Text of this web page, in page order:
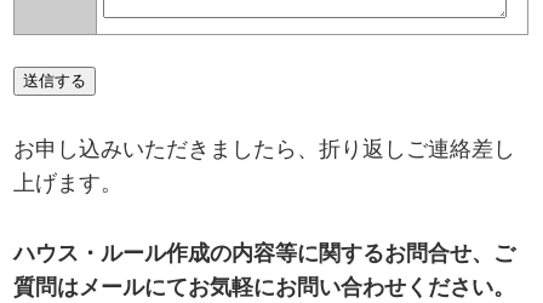
お申し込みいただきましたら、折り返しご連絡差し
上げます。
ハウス・ルール作成の内容等に関するお問合せ、ご
質問はメールにてお気軽にお問い合わせください。